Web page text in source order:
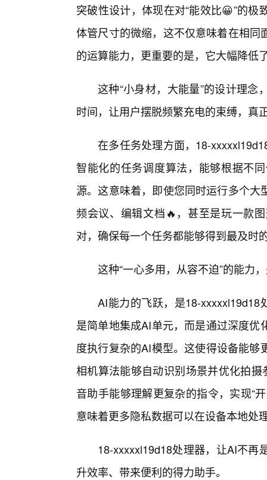
突破性设计，体现在对“能效比😀”的
体管尺寸的微缩，这不仅意味着在相
的运算能力，更重要的是，它大幅降低
这种“小身材，大能量”的设计理
时间，让用户摆脱频繁充电的束缚，真
在多任务处理方面，18-
智能化的任务调度算法，能够根据不
源。这意味着，即使您同时运行多个
频会议、编辑文档🔥，甚至是玩一款
对，确保每一个任务都能够得到最及时
这种“一心多用，从容不迫”的能力
AI能力的飞跃，是18-xxxxxl19d18
是简单地集成AI单元，而是通过深度
度执行复杂的AI模型。这使得设备能
相机算法能够自动识别场景并优化拍
音助手能够理解更复杂的指令，实现“
意味着更多隐私数据可以在设备本地处
18-xxxxxl19d18处理器，让AI不再
升效率、带来便利的得力助手。